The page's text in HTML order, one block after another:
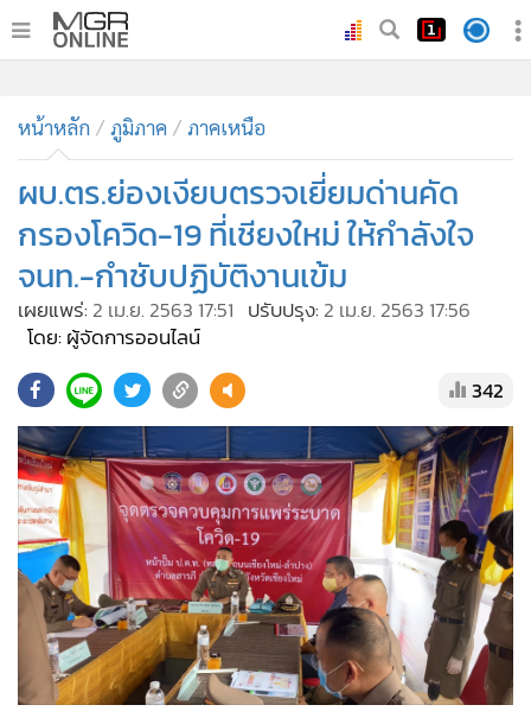
• ทันเหตุการณ์
• ภาคใต้
• ภูมิภาค
• Online Section
• บันเทิง
• ผู้จัดการรายวัน
คอลัมนิสต์
• ละคร
• CbizReview
• Cyber BIZ
• ผู้จัดกวน
• Good health & Well-being
•
Green Innovation & SD
Management & HR
MGR Live
Infographic
หน้าหลัก ภูมิภาค ภาคเหนือ
ผบ.ตร.ย่องเงียบตรวจเยี่ยมด่านคัด
กรองโควิด-19 ที่เชียงใหม่ ให้กำลังใจ
จนท.-กำชับปฏิบัติงานเข้ม
เผยแพร่: 2 เม.ย. 2563 17:51 ปรับปรุง: 2 เม.ย. 2563 17:56
โดย: ผู้จัดการออนไลน์
342